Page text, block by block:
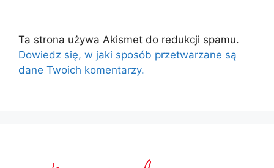
Ta strona używa Akismet do redukcji spamu.
Dowiedz się, w jaki sposób przetwarzane są
dane Twoich komentarzy.